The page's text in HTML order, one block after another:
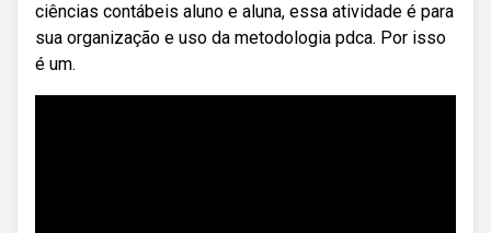
ciências contábeis aluno e aluna, essa atividade é para
sua organização e uso da metodologia pdca. Por isso
é um.